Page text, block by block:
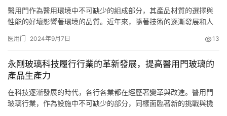
醫用門作為醫用環境中不可缺少的組成部分，其產品材質的選擇與
性能的好壞影響著環境的品質。近年來，隨著技術的逐漸發展和人
歷著創新的變革。永剛玻璃科技如何通過技術創新，來提高醫用門
革。在一般的醫用環境中，醫用門玻璃因頻繁的開關、意外的碰撞
已特別的消毒需…
医用门 2024年9月7日 13
永剛玻璃科技履行行業的革新發展，提高醫用門玻璃的
產品生產力
在科技逐漸發展的時代，各行各業都在經歷著變革與改進。醫用門
玻璃行業，作為設施中不可缺少的部分，同樣面臨著新的挑戰與機